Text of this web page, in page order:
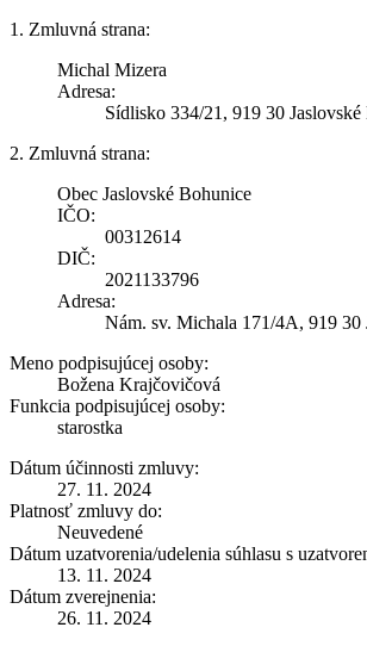
1. Zmluvná strana:
Michal Mizera
Adresa:
Sídlisko 334/21, 919 30
2. Zmluvná strana:
Obec Jaslovské Bohunice
IČO:
00312614
DIČ:
2021133796
Adresa:
Nám. sv. Michala 171/4A, 919 30
Meno podpisujúcej osoby:
Božena Krajčovičová
Funkcia podpisujúcej osoby:
starostka
Dátum účinnosti zmluvy:
27. 11. 2024
Platnosť zmluvy do:
Neuvedené
Dátum uzatvorenia/udelenia súhlasu s
13. 11. 2024
Dátum zverejnenia:
26. 11. 2024